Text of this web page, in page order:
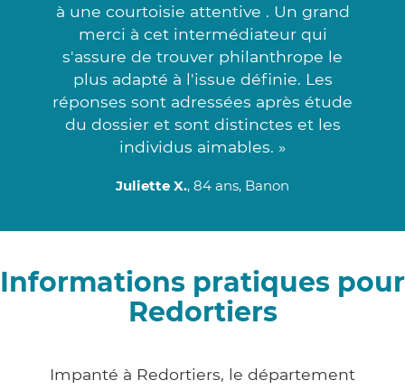
à une courtoisie attentive . Un grand
merci à cet intermédiateur qui
s'assure de trouver philanthrope le
plus adapté à l'issue définie. Les
réponses sont adressées après étude
du dossier et sont distinctes et les
individus aimables. »
Juliette X., 84 ans, Banon
Informations pratiques pour
Redortiers
Impanté à Redortiers, le département